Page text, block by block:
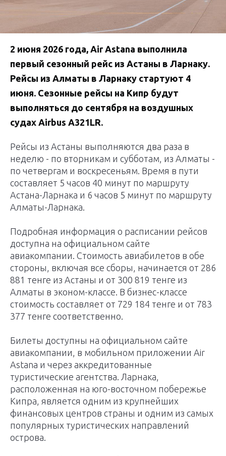
2 июня 2026 года, Air Astana выполнила
первый сезонный рейс из Астаны в Ларнаку.
Рейсы из Алматы в Ларнаку стартуют 4
июня. Сезонные рейсы на Кипр будут
выполняться до сентября на воздушных
судах Airbus A321LR.
Рейсы из Астаны выполняются два раза в
неделю - по вторникам и субботам, из Алматы -
по четвергам и воскресеньям. Время в пути
составляет 5 часов 40 минут по маршруту
Астана-Ларнака и 6 часов 5 минут по маршруту
Алматы-Ларнака.
Подробная информация о расписании рейсов
доступна на официальном сайте
авиакомпании. Стоимость авиабилетов в обе
стороны, включая все сборы, начинается от 286
881 тенге из Астаны и от 300 819 тенге из
Алматы в эконом-классе. В бизнес-классе
стоимость составляет от 729 184 тенге и от 783
377 тенге соответственно.
Билеты доступны на официальном сайте
авиакомпании, в мобильном приложении Air
Astana и через аккредитованные
туристические агентства. Ларнака,
расположенная на юго-восточном побережье
Кипра, является одним из крупнейших
финансовых центров страны и одним из самых
популярных туристических направлений
острова.